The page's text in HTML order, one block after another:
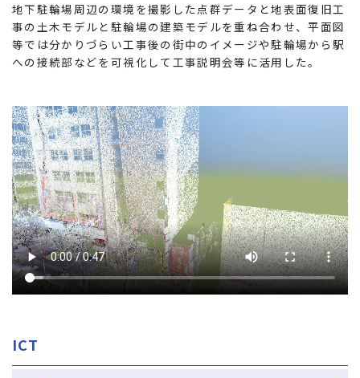
地下駐輪場周辺の環境を撮影した点群データと地表面復旧工
事の土木モデルと駐輪場の建築モデルを重ね合わせ、平面図
等では分かりづらい工事後の街中のイメージや駐輪場から駅
への接続部などを可視化して工事説明会等に活用した。
ICT